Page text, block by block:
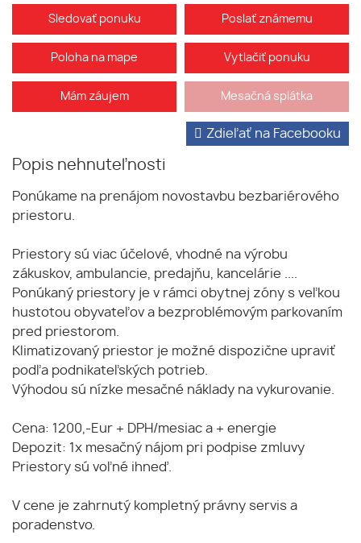
Sledovať ponuku Poslať známemu
Poloha na mape Vytlačiť ponuku
Mám záujem Mesačná splátka
Popis nehnuteľnosti
Zdieľať na Facebooku
Ponúkame na prenájom novostavbu bezbariérového
priestoru.
Priestory sú viac účelové, vhodné na výrobu
zákuskov, ambulancie, predajňu, kancelárie ....
Ponúkaný priestory je v rámci obytnej zóny s veľkou
hustotou obyvateľov a bezproblémovým parkovaním
pred priestorom.
Klimatizovaný priestor je možné dispozične upraviť
podľa podnikateľských potrieb.
Výhodou sú nízke mesačné náklady na vykurovanie.
Cena: 1200,-Eur + DPH/mesiac a + energie
Depozit: 1x mesačný nájom pri podpise zmluvy
Priestory sú voľné ihneď.
V cene je zahrnutý kompletný právny servis a
poradenstvo.